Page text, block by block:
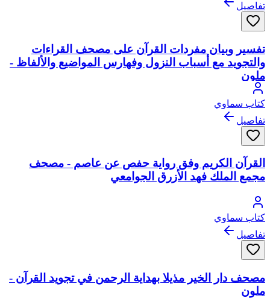
تفاصيل
تفسير وبيان مفردات القرآن على مصحف القراءات
والتجويد مع أسباب النزول وفهارس المواضيع والألفاظ -
ملون
كتاب سماوي
تفاصيل
القرآن الكريم وفق رواية حفص عن عاصم - مصحف
مجمع الملك فهد الأزرق الجوامعي
كتاب سماوي
تفاصيل
مصحف دار الخير مذيلا بهداية الرحمن في تجويد القرآن -
ملون